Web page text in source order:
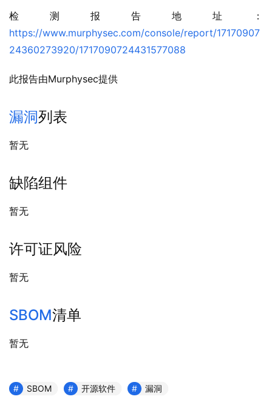
检测报告地址：
https://www.murphysec.com/console/report/17170907
24360273920/1717090724431577088
此报告由Murphysec提供
漏洞列表
暂无
缺陷组件
暂无
许可证风险
暂无
SBOM清单
暂无
SBOM 开源软件 漏洞